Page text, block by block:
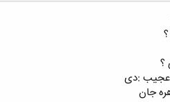
؟
عجیب :دی
جان